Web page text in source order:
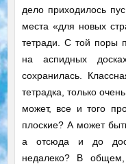
дело приходилось
места «для новых
тетради. С той поры
на аспидных
сохранилась.
тетрадка, только
может, все и того
плоские? А может
а отсюда и до
недалеко? В общем,